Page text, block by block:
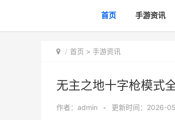
首页 手游资讯
首页 > 手游资讯
无主之地十字枪模式
作者： admin • 更新时间：2026-